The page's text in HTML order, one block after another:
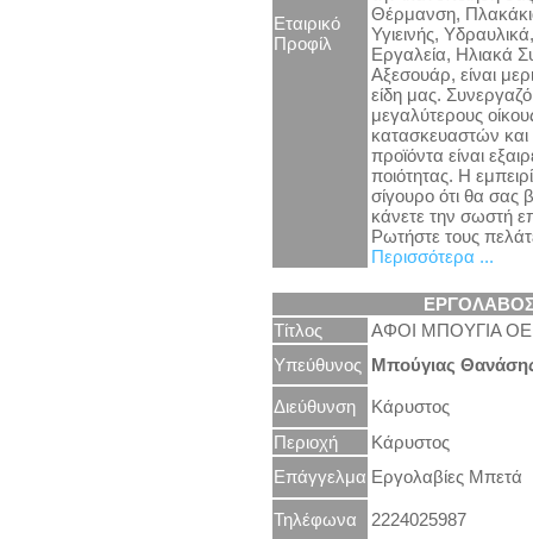
Εταιρικό
Προφίλ
Θέρμανση,
Υγιεινής,
Εργαλεία, Ηλιακά
Αξεσουάρ, είναι
είδη μας.
μεγαλύτερους
κατασκευαστών
προϊόντα είναι
ποιότητας. Η
σίγουρο ότι θα σας
κάνετε την σωστή
Ρωτήστε τους
Περισσότερα ...
Τίτλος
ΑΦΟΙ ΜΠΟΥΓΙΑ ΟΕ
Υπεύθυνος Μπούγιας
Διεύθυνση
Κάρυστος
Περιοχή
Κάρυστος
Επάγγελμα Εργολαβίες Μπετά
Τηλέφωνα
2224025987